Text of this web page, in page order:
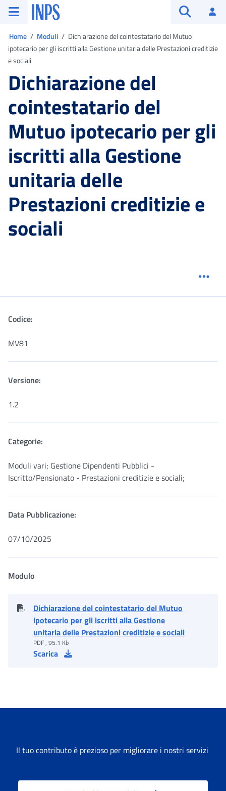
Vai al menu principale
Vai al contenuto principale
Vai al pie' di pagina
INPS ()
Home Moduli
Dichiarazione del cointestatario del Mutuo
ipotecario per gli iscritti alla Gestione unitaria delle Prestazioni creditizie
e sociali
Dichiarazione del
cointestatario del
Mutuo ipotecario per gli
iscritti alla Gestione
unitaria delle
Prestazioni creditizie e
sociali
Codice:
MV81
Versione:
1.2
Categorie:
Moduli vari; Gestione Dipendenti Pubblici -
Iscritto/Pensionato - Prestazioni creditizie e sociali;
Data Pubblicazione:
07/10/2025
Modulo
Dichiarazione del cointestatario del Mutuo
ipotecario per gli iscritti alla Gestione
unitaria delle Prestazioni creditizie e sociali
PDF , 95.1 Kb
Scarica
Il tuo contributo è prezioso per migliorare i nostri servizi